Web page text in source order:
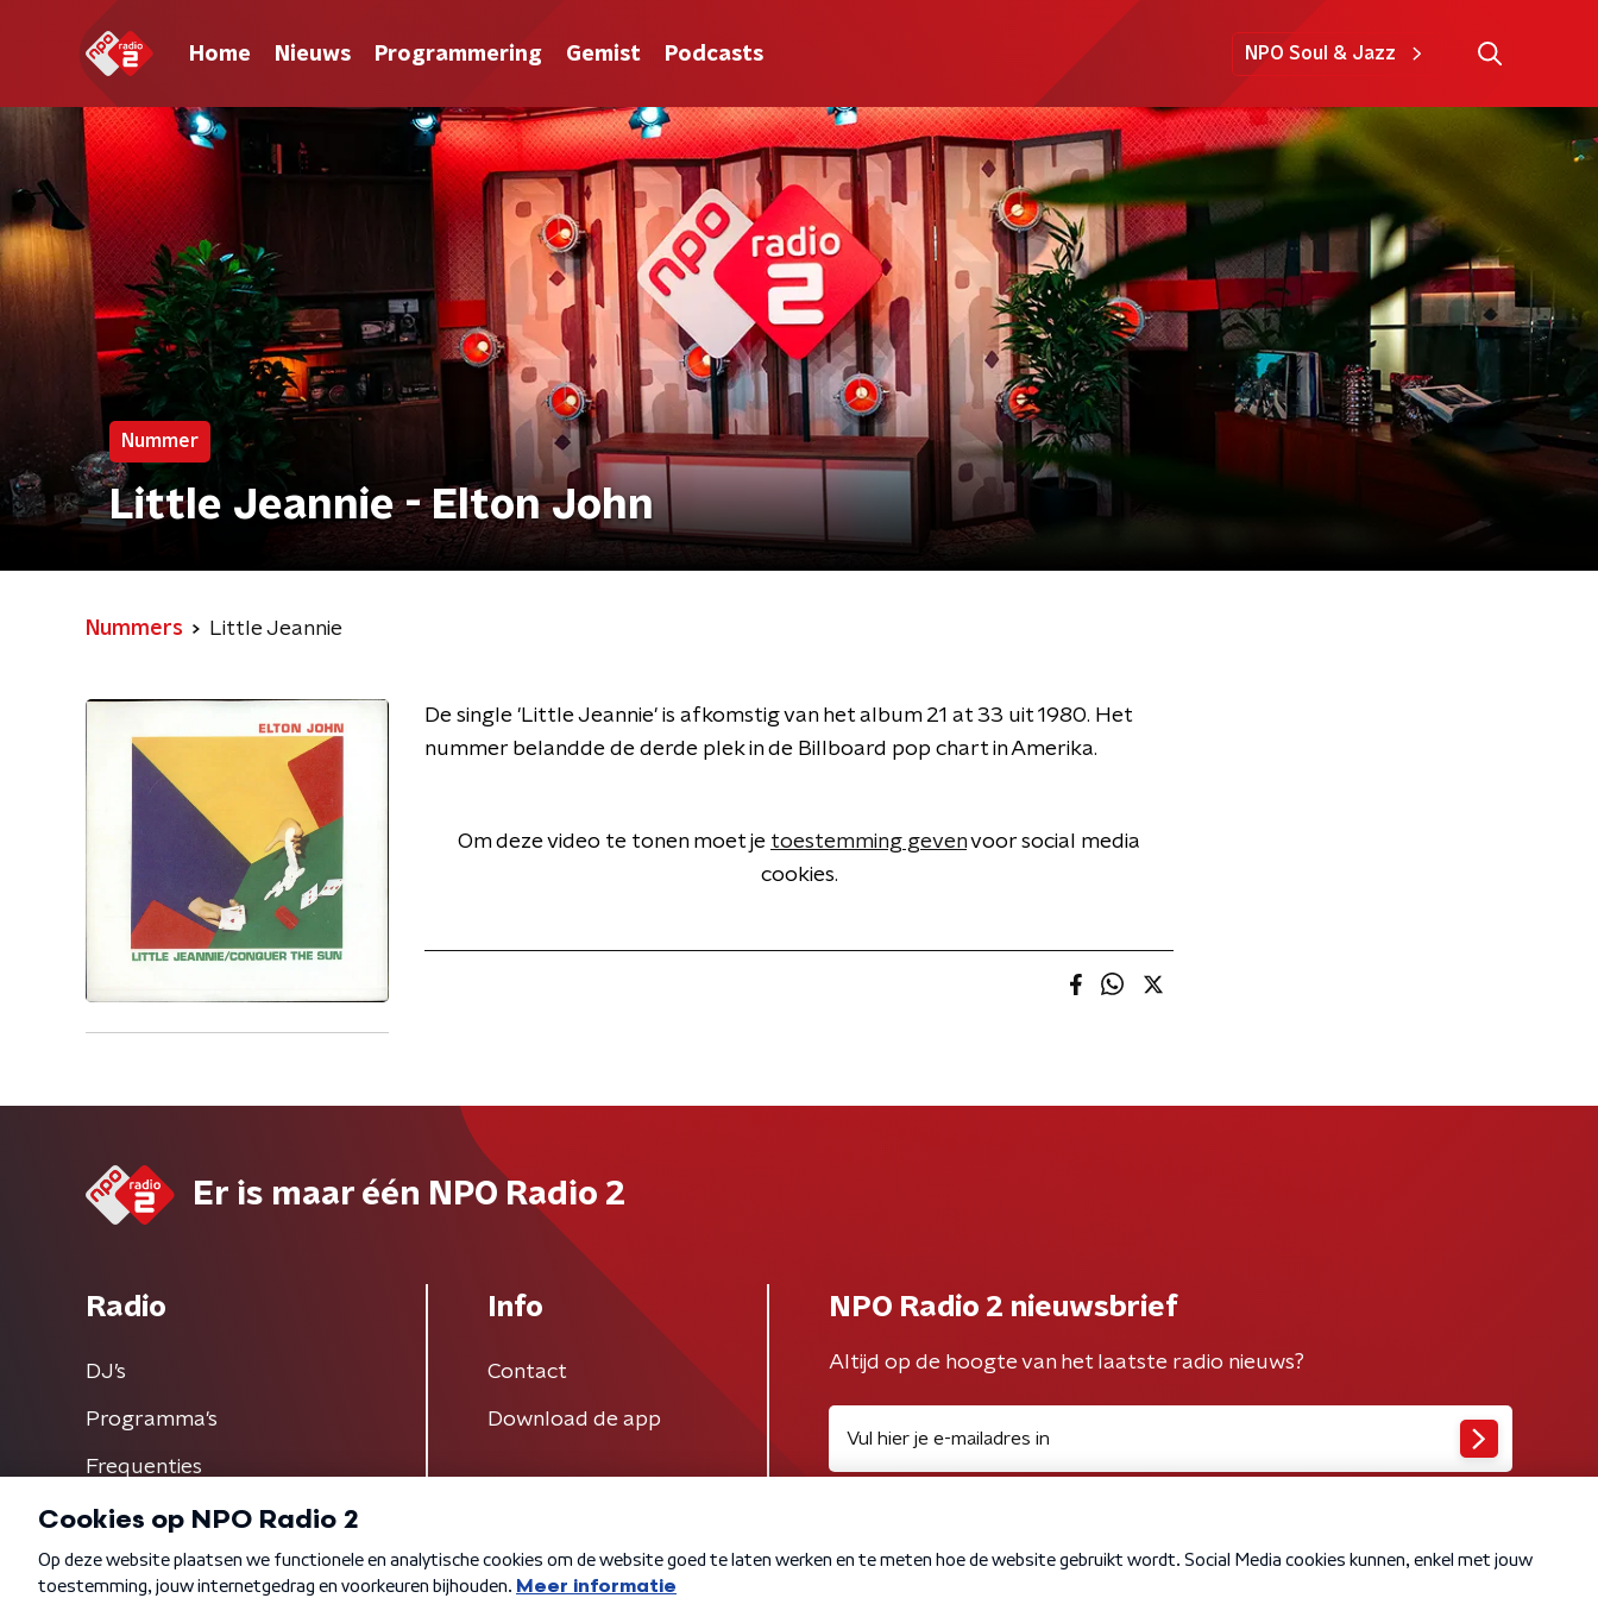
Home Nieuws Programmering Gemist Podcasts NPO Soul & Jazz
Nummer
Little Jeannie - Elton John
Nummers Little Jeannie
De single 'Little Jeannie' is afkomstig van het album 21 at 33 uit 1980. Het
nummer belandde de derde plek in de Billboard pop chart in Amerika.
Om deze video te tonen moet je toestemming gevenvoor social media
cookies.
Er is maar één NPO Radio 2
Radio
DJ’s
Programma's
Frequenties
Info
Contact
Download de app
NPO Radio 2 nieuwsbrief
Altijd op de hoogte van het laatste radio nieuws?